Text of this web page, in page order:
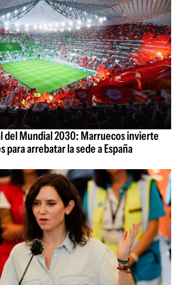
del Mundial 2030: Marruecos invierte
para arrebatar la sede a España